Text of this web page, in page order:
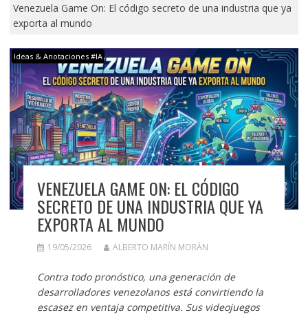
Venezuela Game On: El código secreto de una industria que ya
exporta al mundo
Ideas & Anotaciones #IA
VENEZUELA GAME ON: EL CÓDIGO
SECRETO DE UNA INDUSTRIA QUE YA
EXPORTA AL MUNDO
19/05/2026 ALBERTO MARÍN MORÁN
Contra todo pronóstico, una generación de
desarrolladores venezolanos está convirtiendo la
escasez en ventaja competitiva. Sus videojuegos